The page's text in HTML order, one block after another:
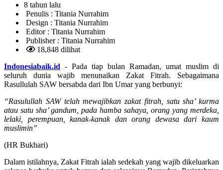
8 tahun lalu
Penulis : Titania Nurrahim
Design : Titania Nurrahim
Editor : Titania Nurrahim
Publisher : Titania Nurrahim
18,848 dilihat
Indonesiabaik.id - Pada tiap bulan Ramadan, umat muslim di
seluruh dunia wajib menunaikan Zakat Fitrah. Sebagaimana
Rasullulah SAW bersabda dari Ibn Umar yang berbunyi:
“Rasulullah SAW telah mewajibkan zakat fitrah, satu sha’ kurma
atau satu sha’ gandum, pada hamba sahaya, orang yang merdeka,
lelaki, perempuan, kanak-kanak dan orang dewasa dari kaum
muslimin”
(HR Bukhari)
Dalam istilahnya, Zakat Fitrah ialah sedekah yang wajib dikeluarkan